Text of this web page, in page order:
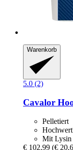
Warenkorb
5.0 (2)
Cavalor
Pelletiert
Mit
€ 102,99 (€